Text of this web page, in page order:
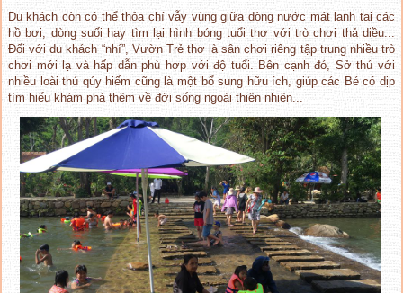
Du khách còn có thể thỏa chí vẫy vùng giữa dòng nước mát lạnh tại các
hồ bơi, dòng suối hay tìm lại hình bóng tuổi thơ với trò chơi thả diều...
Đối với du khách “nhí”, Vườn Trẻ thơ là sân chơi riêng tập trung nhiều trò
chơi mới lạ và hấp dẫn phù hợp với độ tuổi. Bên cạnh đó, Sở thú với
nhiều loài thú qúy hiếm cũng là một bổ sung hữu ích, giúp các Bé có dịp
tìm hiểu khám phá thêm về đời sống ngoài thiên nhiên...